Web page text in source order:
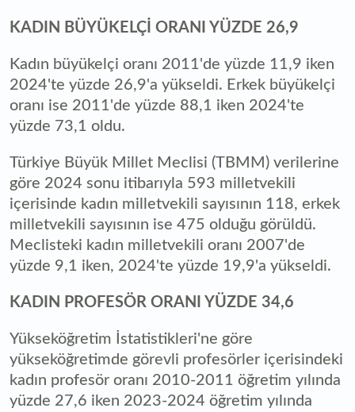
KADIN BÜYÜKELÇİ ORANI YÜZDE 26,9
Kadın büyükelçi oranı 2011'de yüzde 11,9 iken
2024'te yüzde 26,9'a yükseldi. Erkek büyükelçi
oranı ise 2011'de yüzde 88,1 iken 2024'te
yüzde 73,1 oldu.
Türkiye Büyük Millet Meclisi (TBMM) verilerine
göre 2024 sonu itibarıyla 593 milletvekili
içerisinde kadın milletvekili sayısının 118, erkek
milletvekili sayısının ise 475 olduğu görüldü.
Meclisteki kadın milletvekili oranı 2007'de
yüzde 9,1 iken, 2024'te yüzde 19,9'a yükseldi.
KADIN PROFESÖR ORANI YÜZDE 34,6
Yükseköğretim İstatistikleri'ne göre
yükseköğretimde görevli profesörler içerisindeki
kadın profesör oranı 2010-2011 öğretim yılında
yüzde 27,6 iken 2023-2024 öğretim yılında